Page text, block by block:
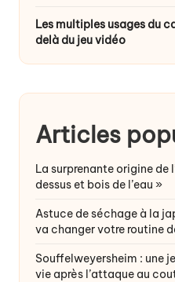
Les multiples usages du
delà du jeu vidéo
Articles
La surprenante origine de
dessus et bois de l’eau »
Astuce de séchage à la
va changer votre routine
Souffelweyersheim : une
vie après l’attaque au